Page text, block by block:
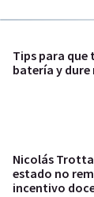
Tips para que
batería y
Nicolás
estado no
incentivo